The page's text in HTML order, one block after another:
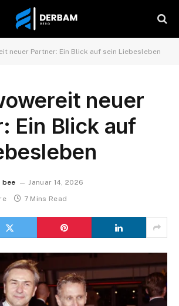
neuer Partner: Ein Blick auf sein Liebesleben
neuer
Ein Blick auf
bee
Januar 14, 2026
7 Mins Read